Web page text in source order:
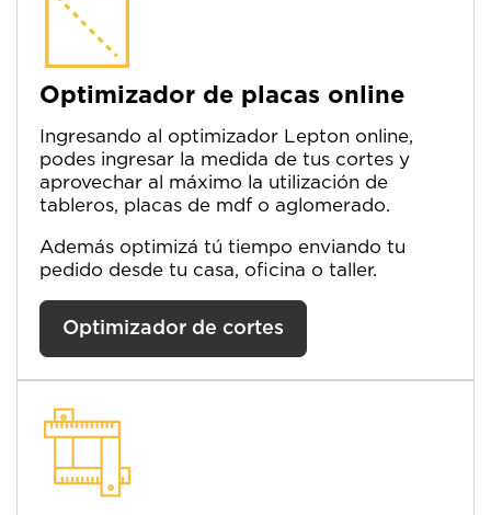
Optimizador de placas online
Ingresando al optimizador Lepton online,
podes ingresar la medida de tus cortes y
aprovechar al máximo la utilización de
tableros, placas de mdf o aglomerado.
Además optimizá tú tiempo enviando tu
pedido desde tu casa, oficina o taller.
Optimizador de cortes